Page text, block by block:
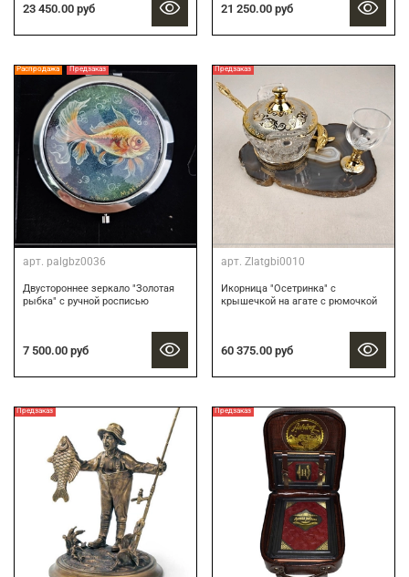
23 450.00 руб 21 250.00 руб
Распродажа Предзаказ
арт. palgbz0036
Двустороннее зеркало "Золотая
рыбка" с ручной росписью
7 500.00 руб
Предзаказ
арт. Zlatgbi0010
Икорница "Осетринка" с
крышечкой на агате с рюмочкой
60 375.00 руб
Предзаказ Предзаказ